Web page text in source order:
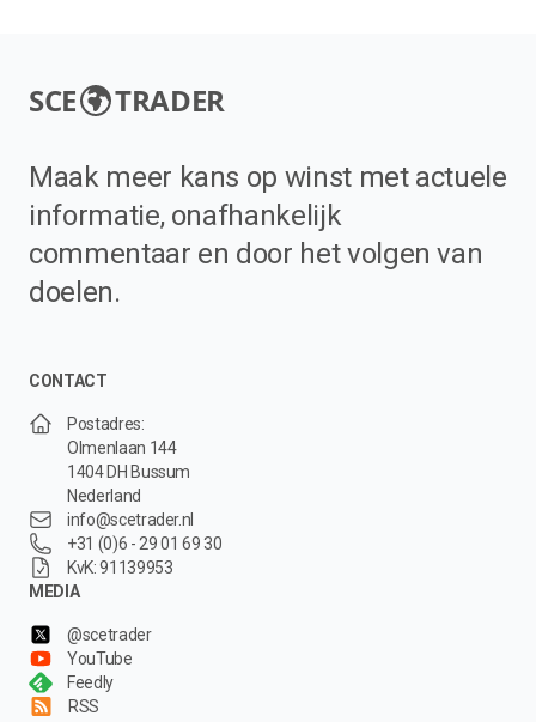
SCE TRADER
Maak meer kans op winst met actuele
informatie, onafhankelijk
commentaar en door het volgen van
doelen.
CONTACT
Postadres:
Olmenlaan 144
1404 DH Bussum
Nederland
info@scetrader.nl
+31 (0)6 - 29 01 69 30
KvK: 91139953
MEDIA
@scetrader
YouTube
Feedly
RSS